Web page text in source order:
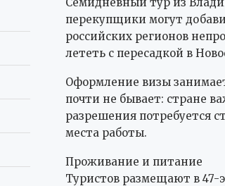
перекупщики могут
российских регионов
лететь с пересадкой в
Оформление визы
почти не бывает: стране
разрешения потребуется
места работы.
Проживание и питание
Туристов размещают в 47-